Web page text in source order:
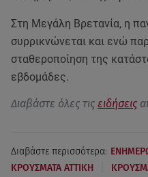
Στη Μεγάλη Βρετανία, η
συρρικνώνεται και ενώ
σταθεροποίηση της
εβδομάδες.
Διαβάστε όλες τις ειδήσεις
Διαβάστε περισσότερα:
ΚΡΟΥΣΜΑΤΑ ΑΤΤΙΚΗ